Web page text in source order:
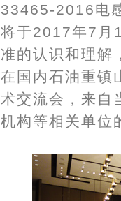
33465-2016电
将于2017年7月
准的认识和理解
在国内石油重镇
术交流会，来自
机构等相关单位